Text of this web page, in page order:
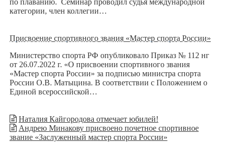
по плаванию. Семинар проводил судья международной
категории, член коллегии…
Присвоение спортивного звания «Мастер спорта России»
Министерство спорта РФ опубликовало Приказ № 112 нг
от 26.07.2022 г. «О присвоении спортивного звания
«Мастер спорта России» за подписью министра спорта
России О.В. Матыцина. В соответствии с Положением о
Единой всероссийской…
Наталия Кайгородова отмечает юбилей!
Андрею Минакову присвоено почетное спортивное
звание «Заслуженный мастер спорта России»